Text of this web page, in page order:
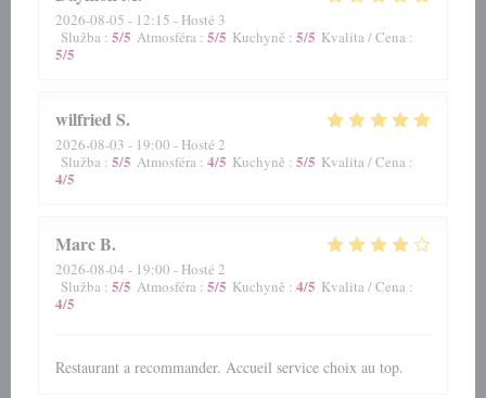
2026-08-05 - 12:15 - Hosté 3
Služba : 5/5 Atmosféra : 5/5 Kuchyně : 5/5 Kvalita / Cena :
5/5
wilfriedS
2026-08-03 - 19:00 - Hosté 2
Služba : 5/5 Atmosféra : 4/5 Kuchyně : 5/5 Kvalita / Cena :
4/5
MarcB
2026-08-04 - 19:00 - Hosté 2
Služba : 5/5 Atmosféra : 5/5 Kuchyně : 4/5 Kvalita / Cena :
4/5
Restaurant a recommander. Accueil service choix au top.